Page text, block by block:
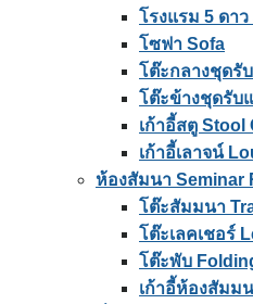
โรงแรม 5 ดาว
โซฟา Sofa
โต๊ะกลางชุดรั
โต๊ะข้างชุดรับ
เก้าอี้สตู Stool
เก้าอี้เลาจน์
ห้องสัมนา Seminar
โต๊ะสัมมนา
โต๊ะเลคเชอร์
โต๊ะพับ
เก้าอี้ห้องสัมม